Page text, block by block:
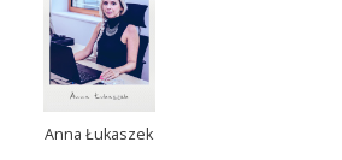
Anna Łukaszek